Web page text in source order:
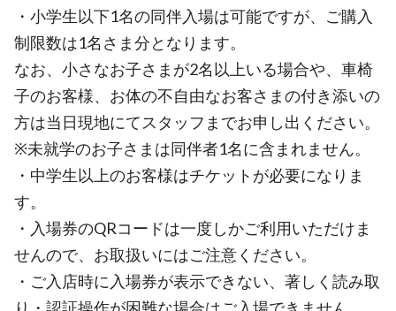
・小学生以下1名の同伴入場は可能ですが、ご購入
制限数は1名さま分となります。
なお、小さなお子さまが2名以上いる場合や、車椅
子のお客様、お体の不自由なお客さまの付き添いの
方は当日現地にてスタッフまでお申し出ください。
※未就学のお子さまは同伴者1名に含まれません。
・中学生以上のお客様はチケットが必要になりま
す。
・入場券のQRコードは一度しかご利用いただけま
せんので、お取扱いにはご注意ください。
・ご入店時に入場券が表示できない、著しく読み取